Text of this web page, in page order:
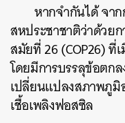
หากจำกันได้ จา
สหประชาชาติว่าด้วย
สมัยที่ 26 (COP26) ที่
โดยมีการบรรลุข้อตก
เปลี่ยนแปลงสภาพภูมิ
เชื้อเพลิงฟอสซิล